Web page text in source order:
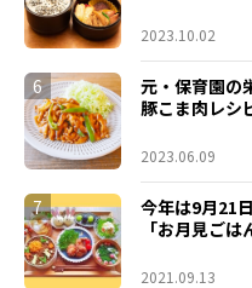
2023.10.02
6
元・保育園の
豚こま肉レシ
2023.06.09
7
今年は9月21
「お月見ご
2021.09.13